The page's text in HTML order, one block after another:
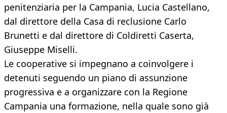
penitenziaria per la Campania, Lucia Castellano,
dal direttore della Casa di reclusione Carlo
Brunetti e dal direttore di Coldiretti Caserta,
Giuseppe Miselli.
Le cooperative si impegnano a coinvolgere i
detenuti seguendo un piano di assunzione
progressiva e a organizzare con la Regione
Campania una formazione, nella quale sono già